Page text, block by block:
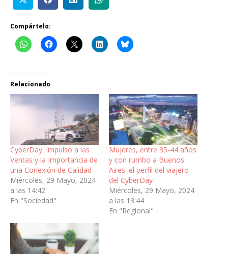
Compártelo:
Relacionado
CyberDay: Impulso a las
Ventas y la Importancia de
una Conexión de Calidad
Miércoles, 29 Mayo, 2024
a las 14:42
En "Sociedad"
Mujeres, entre 35-44 años
y con rumbo a Buenos
Aires: el perfil del viajero
del CyberDay
Miércoles, 29 Mayo, 2024
a las 13:44
En "Regional"